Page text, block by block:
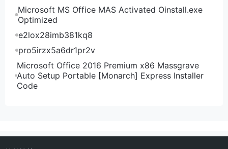
Microsoft MS Office MAS Activated Oinstall.exe
Optimized
e2lox28imb381kq8
pro5irzx5a6dr1pr2v
Microsoft Office 2016 Premium x86 Massgrave
Auto Setup Portable [Monarch] Express Installer
Code